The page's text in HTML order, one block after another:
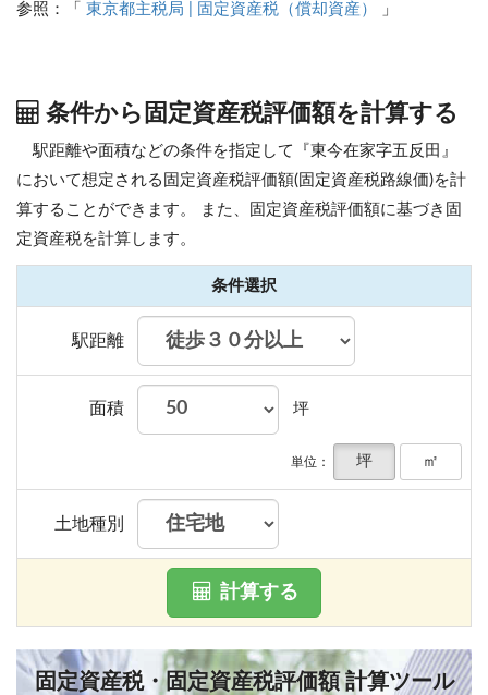
参照：「 東京都主税局 | 固定資産税（償却資産） 」
条件から固定資産税評価額を計算する
駅距離や面積などの条件を指定して『東今在家字五反田』
において想定される固定資産税評価額(固定資産税路線価)を計
算することができます。
また、固定資産税評価額に基づき固
定資産税を計算します。
条件選択
駅距離
面積 坪
単位： 坪 ㎡
土地種別
計算する
固定資産税・固定資産税評価額 計算ツール